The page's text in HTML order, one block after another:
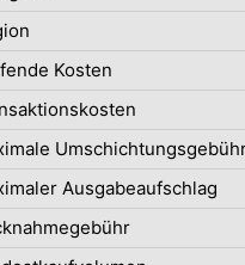
Kosten
Ausgabeaufschlag